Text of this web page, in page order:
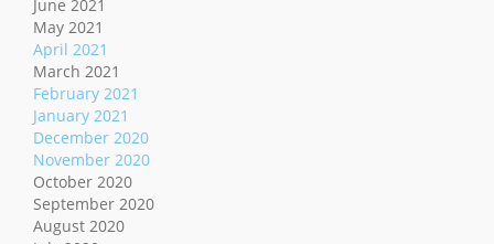
June 2021
May 2021
April 2021
March 2021
February 2021
January 2021
December 2020
November 2020
October 2020
September 2020
August 2020